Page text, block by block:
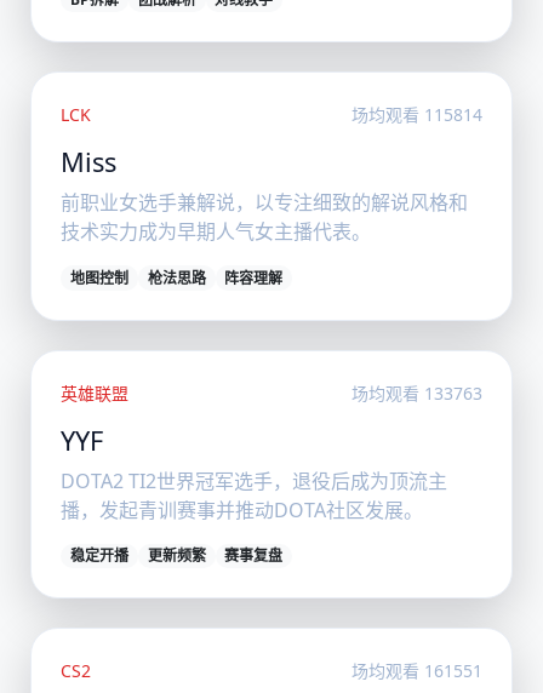
LCK 场均观看 115814
Miss
前职业女选手兼解说，以专注细致的解说风格和
技术实力成为早期人气女主播代表。
地图控制 枪法思路 阵容理解
英雄联盟 场均观看 133763
YYF
DOTA2 TI2世界冠军选手，退役后成为顶流主
播，发起青训赛事并推动DOTA社区发展。
稳定开播 更新频繁 赛事复盘
CS2 场均观看 161551